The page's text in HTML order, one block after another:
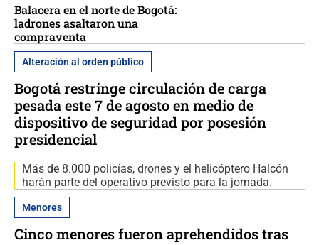
Balacera en el norte de Bogotá:
ladrones asaltaron una
compraventa
Alteración al orden público
Bogotá restringe circulación de carga
pesada este 7 de agosto en medio de
dispositivo de seguridad por posesión
presidencial
Más de 8.000 policías, drones y el helicóptero Halcón
harán parte del operativo previsto para la jornada.
Menores
Cinco menores fueron aprehendidos tras